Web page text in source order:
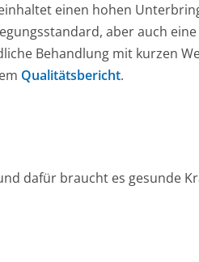
einen hohen
aber auch
Behandlung mit kurzen
Qualitätsbericht.
dafür braucht es gesunde